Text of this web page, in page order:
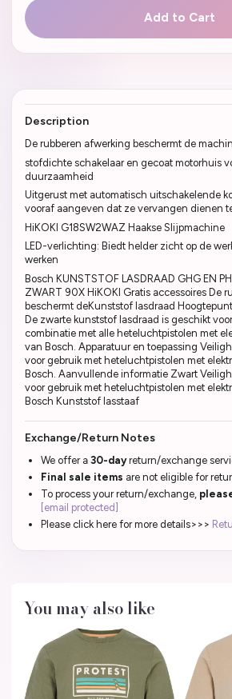
Add to Cart
Description
De rubberen afwerking beschermt de
stofdichte schakelaar en gecoat motorhuis
duurzaamheid
Uitgerust met automatisch uitschakelende
vooraf aangeven dat ze vervangen dienen
HiKOKI G18SW2WAZ Haakse Slijpmachine
LED-verlichting: Biedt helder zicht op de
werken
Bosch KUNSTSTOF LASDRAAD GHG EN
ZWART 90X HiKOKI Gratis accessoires De
beschermt deKunststof lasdraad
De zwarte kunststof lasdraad is geschikt
combinatie met alle heteluchtpistolen met
van Bosch. Apparatuur en toepassing
voor gebruik met heteluchtpistolen met
Bosch. Aanvullende informatie Zwart
voor gebruik met heteluchtpistolen met
Bosch Kunststof lasstaaf
Exchange/Return Notes
We offer a 30-dayreturn/exchange
Final sale items are not eligible for
To process your return/exchange,
[email protected]
Please click here for more details>>>
You may also like